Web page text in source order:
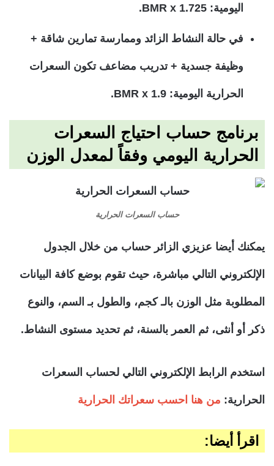
اليومية: BMR x 1.725.
في حالة النشاط الزائد وممارسة تمارين شاقة +
وظيفة جسدية + تدريب مضاعف تكون السعرات
الحرارية اليومية: BMR x 1.9.
برنامج حساب احتياج السعرات
الحرارية اليومي وفقاً لمعدل الوزن
حساب السعرات الحرارية
يمكنك أيضا عزيزي الزائر حساب من خلال الجدول
الإلكتروني التالي مباشرة، حيث تقوم بوضع كافة البيانات
المطلوبة مثل الوزن بالـ كجم، والطول بـ السم، والنوع
ذكر أو أنثى، ثم العمر بالسنة، ثم تحديد مستوى النشاط.
استخدم الرابط الإلكتروني التالي لحساب السعرات
الحرارية: من هنا احسب سعراتك الحرارية
اقرأ أيضا: